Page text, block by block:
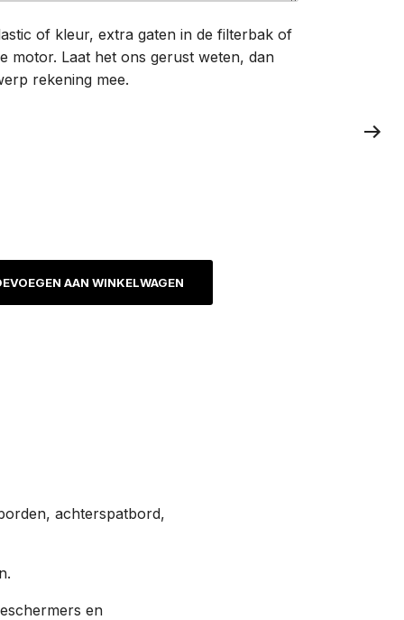
of kleur, extra gaten in de filterbak of
motor. Laat het ons gerust weten, dan
rekening mee.
AAN WINKELWAGEN
achterspatbord,
en